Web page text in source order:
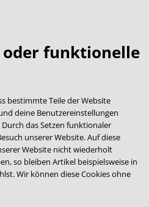
oder funktionelle
bestimmte Teile der Website
deine Benutzereinstellungen
das Setzen funktionaler
unserer Website. Auf diese
Website nicht wiederholt
so bleiben Artikel beispielsweise in
Wir können diese Cookies ohne